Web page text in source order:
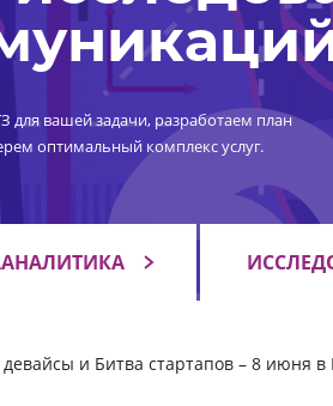
для вашей задачи, разработаем план
оптимальный комплекс услуг.
и Битва стартапов – 8 июня